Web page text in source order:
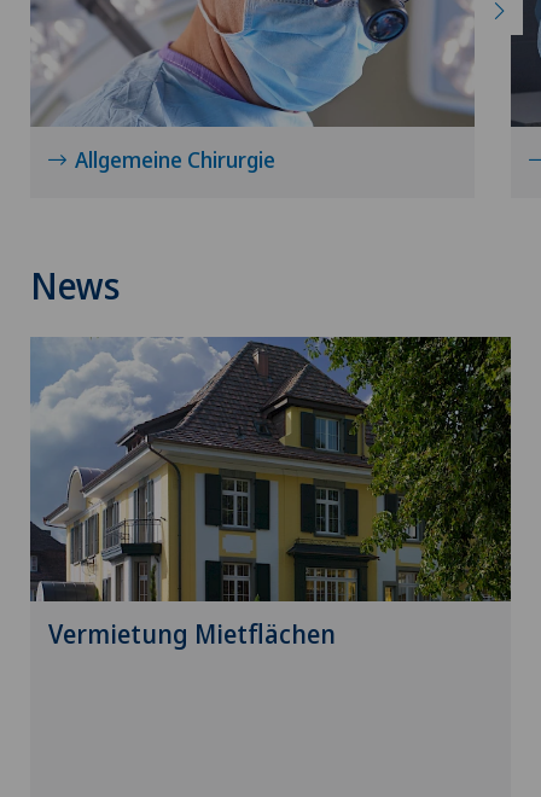
Allgemeine Chirurgie
News
Vermietung Mietflächen